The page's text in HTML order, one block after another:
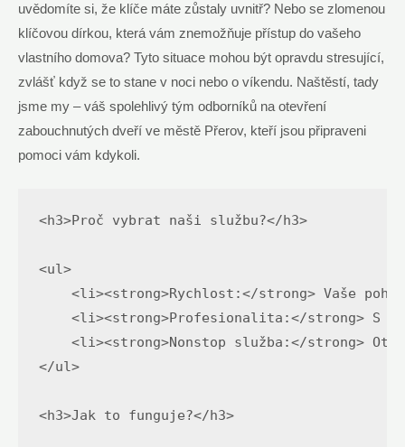
uvědomíte si, že klíče máte zůstaly uvnitř? Nebo se zlomenou
klíčovou dírkou, která vám znemožňuje přístup do vašeho
vlastního domova? Tyto situace mohou být opravdu stresující,
zvlášť když se to stane v noci nebo o víkendu. Naštěstí, tady
jsme my – váš spolehlivý tým odborníků na otevření
zabouchnutých dveří ve městě Přerov, kteří jsou připraveni
pomoci vám kdykoli.
<h3>Proč vybrat naši službu?</h3>
<ul>
<li><strong>Rychlost:</strong> Vaše
<li><strong>Profesionalita:</strong> S
<li><strong>Nonstop služba:</strong>
</ul>
<h3>Jak to funguje?</h3>